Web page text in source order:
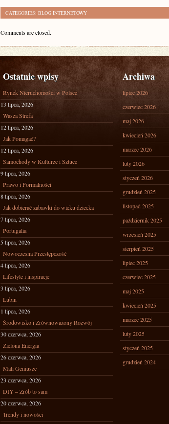
CATEGORIES: BLOG INTERNETOWY
Comments are closed.
Ostatnie wpisy
Rynek Nieruchomości w Polsce
13 lipca, 2026
Wasza Strefa
12 lipca, 2026
Jak Pomagać?
12 lipca, 2026
Samochody w Kulturze i Sztuce
9 lipca, 2026
Prawo i Formalności
8 lipca, 2026
Jak dobierać zabawki do wieku dziecka
7 lipca, 2026
Portugalia
5 lipca, 2026
Nowoczesna Przestępczość
4 lipca, 2026
Lifestyle i inspiracje
3 lipca, 2026
Lubin
1 lipca, 2026
Środowisko i Zrównoważony Rozwój
30 czerwca, 2026
Zielona Energia
26 czerwca, 2026
Mali Geniusze
23 czerwca, 2026
DIY – Zrób to sam
20 czerwca, 2026
Trendy i nowości
Archiwa
lipiec 2026
czerwiec 2026
maj 2026
kwiecień 2026
marzec 2026
luty 2026
styczeń 2026
grudzień 2025
listopad 2025
październik 2025
wrzesień 2025
sierpień 2025
lipiec 2025
czerwiec 2025
maj 2025
kwiecień 2025
marzec 2025
luty 2025
styczeń 2025
grudzień 2024